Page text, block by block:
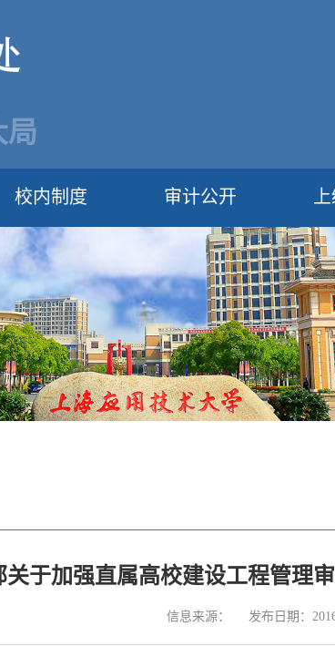
校内制度 审计公开
关于加强直属高校建设工程管理
信息来源： 发布日期：